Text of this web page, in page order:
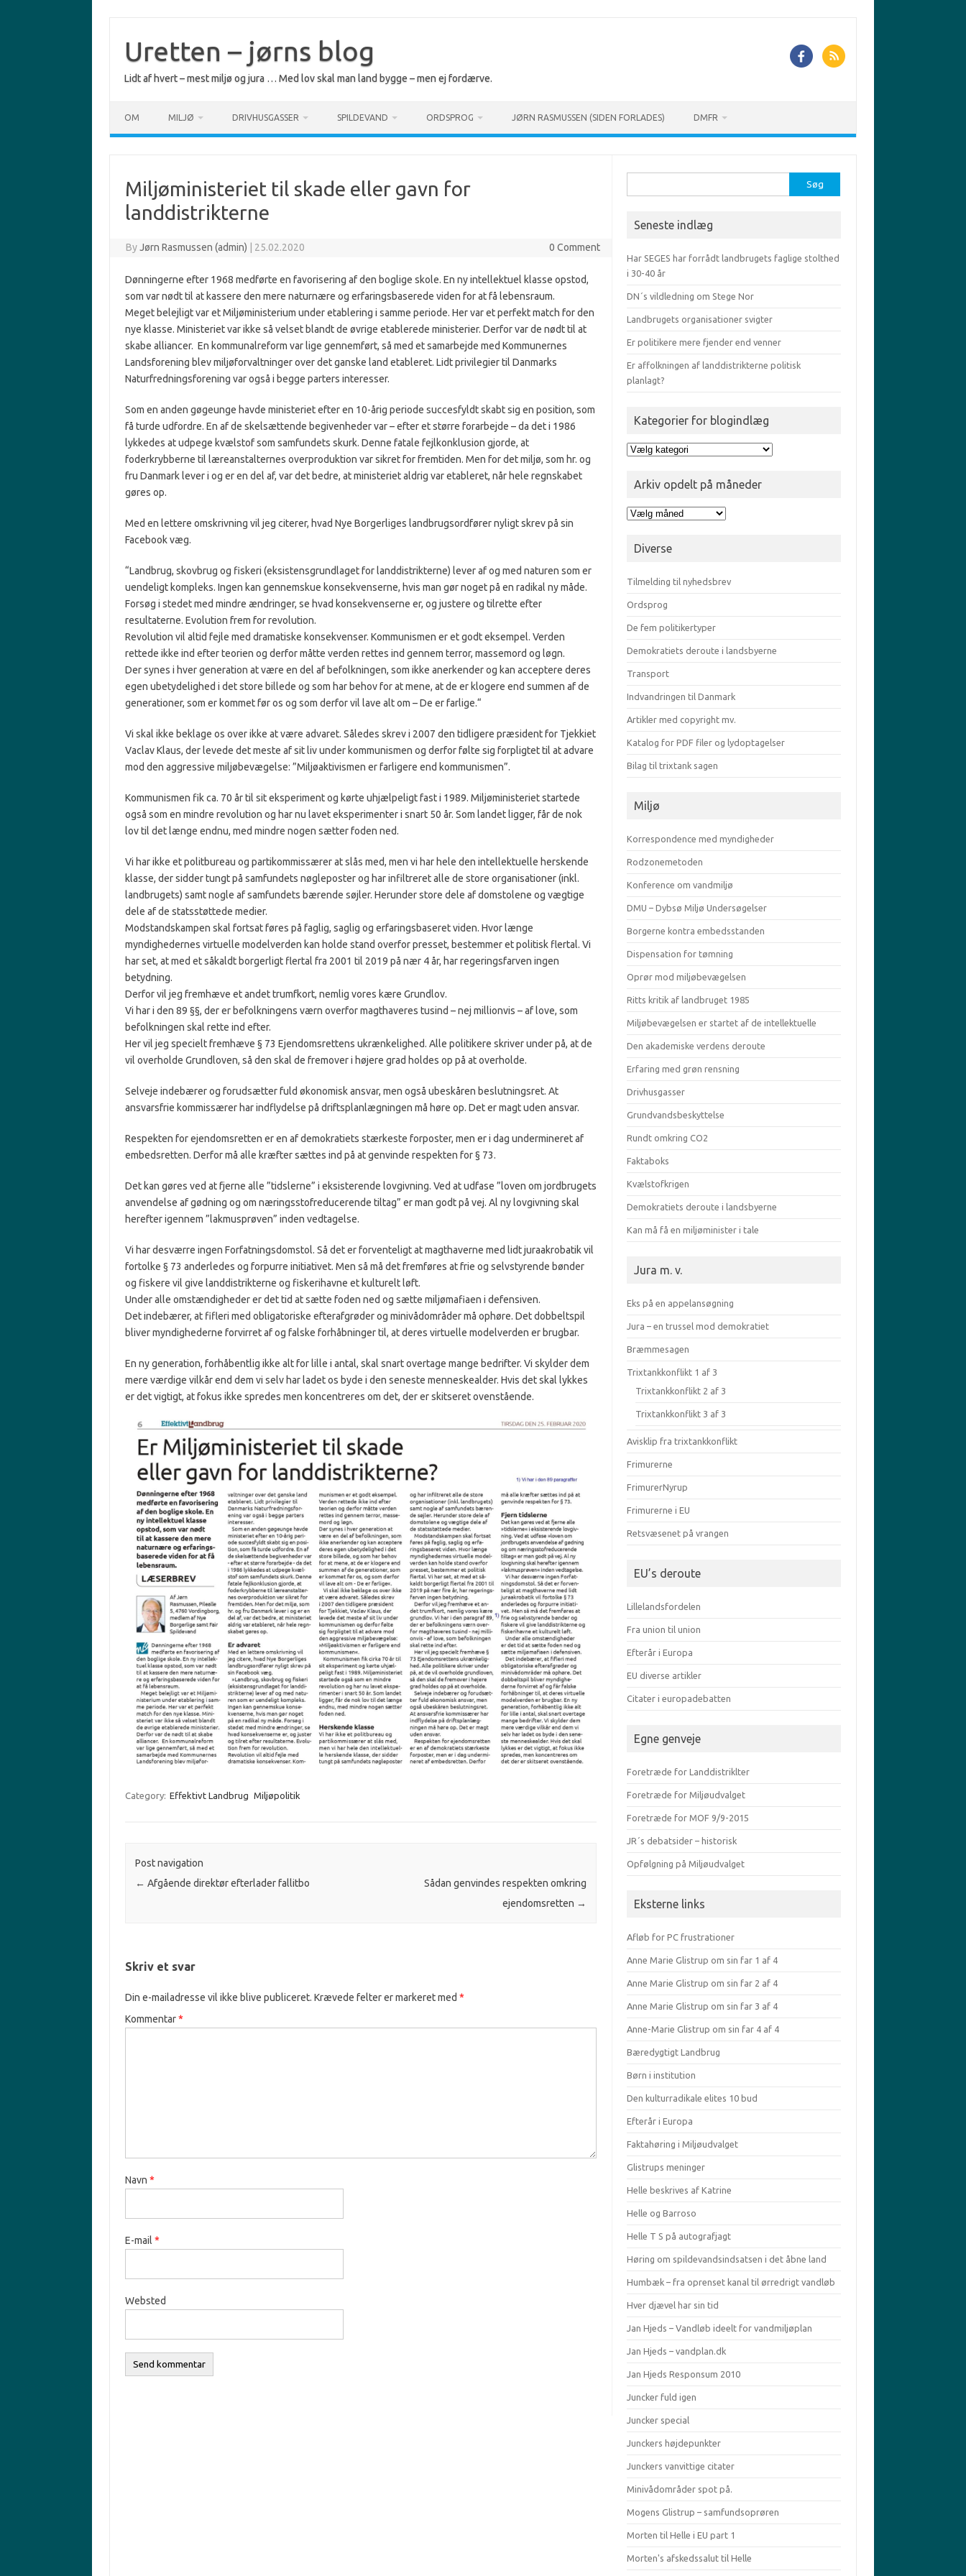
content
Uretten – jørns blog
Lidt af hvert – mest miljø og jura … Med lov skal man land bygge – men ej fordærve.
OM MILJØ DRIVHUSGASSER SPILDEVAND ORDSPROG JØRN RASMUSSEN (SIDEN FORLADES) DMFR
Miljøministeriet til skade eller gavn for
landdistrikterne
ByJørn Rasmussen (admin) 25.02.2020 0 Comment
Dønningerne efter 1968 medførte en favorisering af den boglige skole. En ny intellektuel klasse opstod,
som var nødt til at kassere den mere naturnære og erfaringsbaserede viden for at få lebensraum.
Meget belejligt var et Miljøministerium under etablering i samme periode. Her var et perfekt match for den
nye klasse. Ministeriet var ikke så velset blandt de øvrige etablerede ministerier. Derfor var de nødt til at
skabe alliancer. En kommunalreform var lige gennemført, så med et samarbejde med Kommunernes
Landsforening blev miljøforvaltninger over det ganske land etableret. Lidt privilegier til Danmarks
Naturfredningsforening var også i begge parters interesser.
Som en anden gøgeunge havde ministeriet efter en 10-årig periode succesfyldt skabt sig en position, som
få turde udfordre. En af de skelsættende begivenheder var – efter et større forarbejde – da det i 1986
lykkedes at udpege kvælstof som samfundets skurk. Denne fatale fejlkonklusion gjorde, at
foderkrybberne til læreanstalternes overproduktion var sikret for fremtiden. Men for det miljø, som hr. og
fru Danmark lever i og er en del af, var det bedre, at ministeriet aldrig var etableret, når hele regnskabet
gøres op.
Med en lettere omskrivning vil jeg citerer, hvad Nye Borgerliges landbrugsordfører nyligt skrev på sin
Facebook væg.
“Landbrug, skovbrug og fiskeri (eksistensgrundlaget for landdistrikterne) lever af og med naturen som er
uendeligt kompleks. Ingen kan gennemskue konsekvenserne, hvis man gør noget på en radikal ny måde.
Forsøg i stedet med mindre ændringer, se hvad konsekvenserne er, og justere og tilrette efter
resultaterne. Evolution frem for revolution.
Revolution vil altid fejle med dramatiske konsekvenser. Kommunismen er et godt eksempel. Verden
rettede ikke ind efter teorien og derfor måtte verden rettes ind gennem terror, massemord og løgn.
Der synes i hver generation at være en del af befolkningen, som ikke anerkender og kan acceptere deres
egen ubetydelighed i det store billede og som har behov for at mene, at de er klogere end summen af de
generationer, som er kommet før os og som derfor vil lave alt om – De er farlige.“
Vi skal ikke beklage os over ikke at være advaret. Således skrev i 2007 den tidligere præsident for Tjekkiet
Vaclav Klaus, der levede det meste af sit liv under kommunismen og derfor følte sig forpligtet til at advare
mod den aggressive miljøbevægelse: ”Miljøaktivismen er farligere end kommunismen”.
Kommunismen fik ca. 70 år til sit eksperiment og kørte uhjælpeligt fast i 1989. Miljøministeriet startede
også som en mindre revolution og har nu lavet eksperimenter i snart 50 år. Som landet ligger, får de nok
lov til det længe endnu, med mindre nogen sætter foden ned.
Vi har ikke et politbureau og partikommissærer at slås med, men vi har hele den intellektuelle herskende
klasse, der sidder tungt på samfundets nøgleposter og har infiltreret alle de store organisationer (inkl.
landbrugets) samt nogle af samfundets bærende søjler. Herunder store dele af domstolene og vægtige
dele af de statsstøttede medier.
Modstandskampen skal fortsat føres på faglig, saglig og erfaringsbaseret viden. Hvor længe
myndighedernes virtuelle modelverden kan holde stand overfor presset, bestemmer et politisk flertal. Vi
har set, at med et såkaldt borgerligt flertal fra 2001 til 2019 på nær 4 år, har regeringsfarven ingen
betydning.
Derfor vil jeg fremhæve et andet trumfkort, nemlig vores kære Grundlov.
Vi har i den 89 §§, der er befolkningens værn overfor magthaveres tusind – nej millionvis – af love, som
befolkningen skal rette ind efter.
Her vil jeg specielt fremhæve § 73 Ejendomsrettens ukrænkelighed. Alle politikere skriver under på, at de
vil overholde Grundloven, så den skal de fremover i højere grad holdes op på at overholde.
Selveje indebærer og forudsætter fuld økonomisk ansvar, men også ubeskåren beslutningsret. At
ansvarsfrie kommissærer har indflydelse på driftsplanlægningen må høre op. Det er magt uden ansvar.
Respekten for ejendomsretten er en af demokratiets stærkeste forposter, men er i dag undermineret af
embedsretten. Derfor må alle kræfter sættes ind på at genvinde respekten for § 73.
Det kan gøres ved at fjerne alle ”tidslerne” i eksisterende lovgivning. Ved at udfase ”loven om jordbrugets
anvendelse af gødning og om næringsstofreducerende tiltag” er man godt på vej. Al ny lovgivning skal
herefter igennem ”lakmusprøven” inden vedtagelse.
Vi har desværre ingen Forfatningsdomstol. Så det er forventeligt at magthaverne med lidt juraakrobatik vil
fortolke § 73 anderledes og forpurre initiativet. Men så må det fremføres at frie og selvstyrende bønder
og fiskere vil give landdistrikterne og fiskerihavne et kulturelt løft.
Under alle omstændigheder er det tid at sætte foden ned og sætte miljømafiaen i defensiven.
Det indebærer, at fifleri med obligatoriske efterafgrøder og minivådområder må ophøre. Det dobbeltspil
bliver myndighederne forvirret af og falske forhåbninger til, at deres virtuelle modelverden er brugbar.
En ny generation, forhåbentlig ikke alt for lille i antal, skal snart overtage mange bedrifter. Vi skylder dem
mere værdige vilkår end dem vi selv har ladet os byde i den seneste menneskealder. Hvis det skal lykkes
er det vigtigt, at fokus ikke spredes men koncentreres om det, der er skitseret ovenstående.
Category: Effektivt Landbrug Miljøpolitik
Post navigation
← Afgående direktør efterlader fallitbo
Sådan genvindes respekten omkring
ejendomsretten →
Skriv et svar
Din e-mailadresse vil ikke blive publiceret. Krævede felter er markeret med *
Kommentar*
Navn *
E-mail *
Websted
efter:
Seneste indlæg
Har SEGES har forrådt landbrugets faglige stolthed
i 30-40 år
DN´s vildledning om Stege Nor
Landbrugets organisationer svigter
Er politikere mere fjender end venner
Er affolkningen af landdistrikterne politisk
planlagt?
Kategorier for blogindlæg
Kategorier
Arkiv opdelt på måneder
Arkiv
måneder
Diverse
Tilmelding til nyhedsbrev
Ordsprog
De fem politikertyper
Demokratiets deroute i landsbyerne
Transport
Indvandringen til Danmark
Artikler med copyright mv.
Katalog for PDF filer og lydoptagelser
Bilag til trixtank sagen
Miljø
Korrespondence med myndigheder
Rodzonemetoden
Konference om vandmiljø
DMU – Dybsø Miljø Undersøgelser
Borgerne kontra embedsstanden
Dispensation for tømning
Oprør mod miljøbevægelsen
Ritts kritik af landbruget 1985
Miljøbevægelsen er startet af de intellektuelle
Den akademiske verdens deroute
Erfaring med grøn rensning
Drivhusgasser
Grundvandsbeskyttelse
Rundt omkring CO2
Faktaboks
Kvælstofkrigen
Demokratiets deroute i landsbyerne
Kan må få en miljøminister i tale
Jura m. v.
Eks på en appelansøgning
Jura – en trussel mod demokratiet
Bræmmesagen
Trixtankkonflikt 1 af 3
Trixtankkonflikt 2 af 3
Trixtankkonflikt 3 af 3
Avisklip fra trixtankkonflikt
Frimurerne
FrimurerNyrup
Frimurerne i EU
Retsvæsenet på vrangen
EU’s deroute
Lillelandsfordelen
Fra union til union
Efterår i Europa
EU diverse artikler
Citater i europadebatten
Egne genveje
Foretræde for Landdistriklter
Foretræde for Miljøudvalget
Foretræde for MOF 9/9-2015
JR´s debatsider – historisk
Opfølgning på Miljøudvalget
Eksterne links
Afløb for PC frustrationer
Anne Marie Glistrup om sin far 1 af 4
Anne Marie Glistrup om sin far 2 af 4
Anne Marie Glistrup om sin far 3 af 4
Anne-Marie Glistrup om sin far 4 af 4
Bæredygtigt Landbrug
Børn i institution
Den kulturradikale elites 10 bud
Efterår i Europa
Faktahøring i Miljøudvalget
Glistrups meninger
Helle beskrives af Katrine
Helle og Barroso
Helle T S på autografjagt
Høring om spildevandsindsatsen i det åbne land
Humbæk – fra oprenset kanal til ørredrigt vandløb
Hver djævel har sin tid
Jan Hjeds – Vandløb ideelt for vandmiljøplan
Jan Hjeds – vandplan.dk
Jan Hjeds Responsum 2010
Juncker fuld igen
Juncker special
Junckers højdepunkter
Junckers vanvittige citater
Minivådområder spot på.
Mogens Glistrup – samfundsoprøren
Morten til Helle i EU part 1
Morten's afskedssalut til Helle